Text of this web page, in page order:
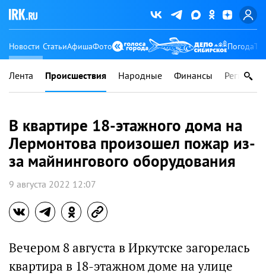
Новости СтатьиАфишаФото Погода
Лента Происшествия Народные Финансы Регионы
В квартире 18-этажного дома на
Лермонтова произошел пожар из-
за майнингового оборудования
9 августа 2022 12:07
Вечером 8 августа в Иркутске загорелась
квартира в 18-этажном доме на улице